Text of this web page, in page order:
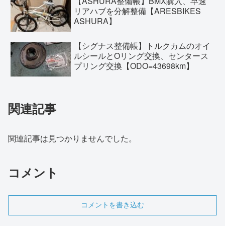
リアハブを分解整備【ARESBIKES
ASHURA】
【シグナス整備帳】トルクカムのオイ
ルシールとOリング交換、センタース
プリング交換【ODO=43698km】
関連記事
関連記事は見つかりませんでした。
コメント
コメントを書き込む